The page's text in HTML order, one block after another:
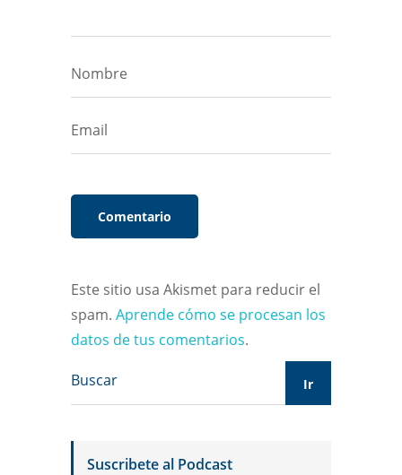
Este sitio usa Akismet para reducir el
spam. Aprende cómo se procesan los
datos de tus comentarios.
Suscribete al Podcast